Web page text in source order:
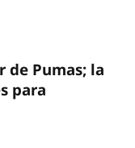
de Pumas; la
para